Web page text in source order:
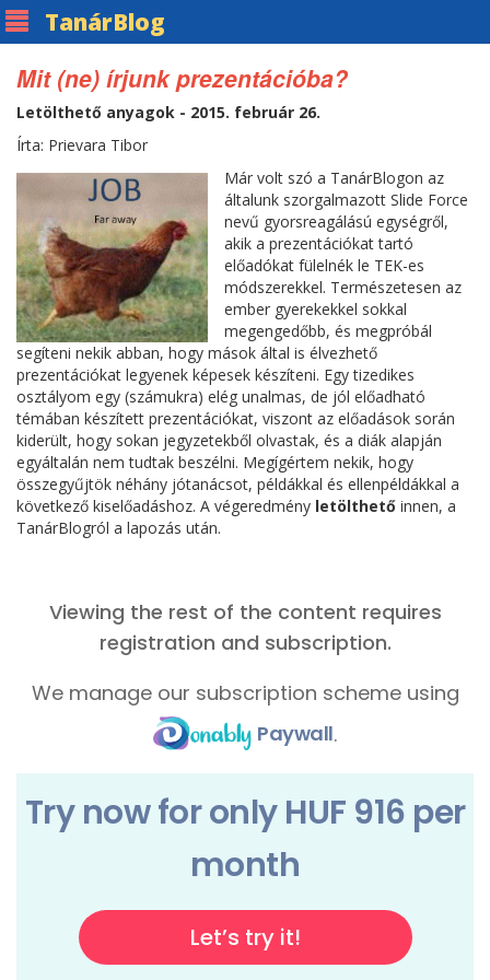
TanárBlog
Mit (ne) írjunk prezentációba?
Letölthető anyagok - 2015. február 26.
Írta: Prievara Tibor
Már volt szó a TanárBlogon az
általunk szorgalmazott Slide Force
nevű gyorsreagálású egységről,
akik a prezentációkat tartó
előadókat fülelnék le TEK-es
módszerekkel. Természetesen az
ember gyerekekkel sokkal
megengedőbb, és megpróbál
segíteni nekik abban, hogy mások által is élvezhető
prezentációkat legyenek képesek készíteni. Egy tizedikes
osztályom egy (számukra) elég unalmas, de jól előadható
témában készített prezentációkat, viszont az előadások során
kiderült, hogy sokan jegyzetekből olvastak, és a diák alapján
egyáltalán nem tudtak beszélni. Megígértem nekik, hogy
összegyűjtök néhány jótanácsot, példákkal és ellenpéldákkal a
következő kiselőadáshoz. A végeredmény letölthető innen, a
TanárBlogról a lapozás után.